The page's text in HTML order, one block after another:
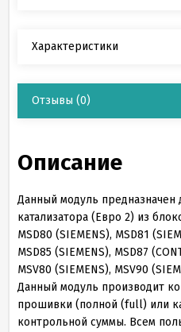
Характеристики
Отзывы (0)
Описание
Данный модуль предназначен
катализатора (Евро 2) из
MSD80 (SIEMENS), MSD81
MSD85 (SIEMENS), MSD87
MSV80 (SIEMENS), MSV90
Данный модуль производит
прошивки (полной (full) или
контрольной суммы. Всем